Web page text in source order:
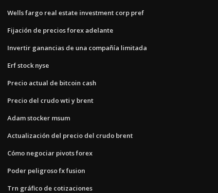
Wells fargo real estate investment corp pref
Fijación de precios forex adelante
Invertir ganancias de una compañía limitada
Erf stock nyse
Precio actual de bitcoin cash
Precio del crudo wti y brent
Adam stocker msum
Actualización del precio del crudo brent
Cómo negociar pivots forex
Poder peligroso fx fusion
Trn gráfico de cotizaciones